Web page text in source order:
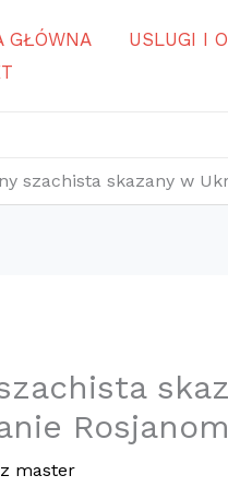
GŁÓWNA USLUGI I
szachista skazany w
Rosjanom
master